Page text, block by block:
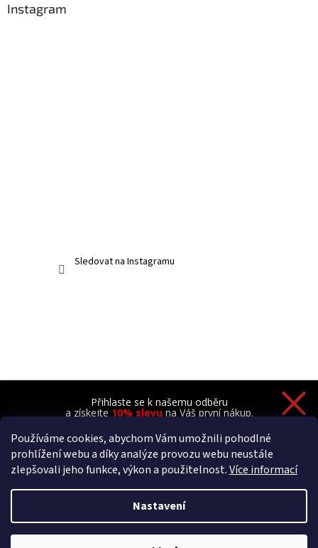
Používáme cookies, abychom Vám umožnili pohodlné
prohlížení webu a díky analýze provozu webu neustále
zlepšovali jeho funkce, výkon a použitelnost.Více informací
Nastavení
Instagram
Sledovat na Instagramu
Vytvořil Shoptet
Přihlaste se k našemu odběru
a získejte 10% slevu na Váš první nákup.
Chci novinky a 10% slevu
Zásady zpracování osobních údajů